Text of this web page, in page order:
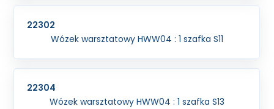
22302
Wózek warsztatowy HWW04 : 1 szafka S11
22304
Wózek warsztatowy HWW04 : 1 szafka S13